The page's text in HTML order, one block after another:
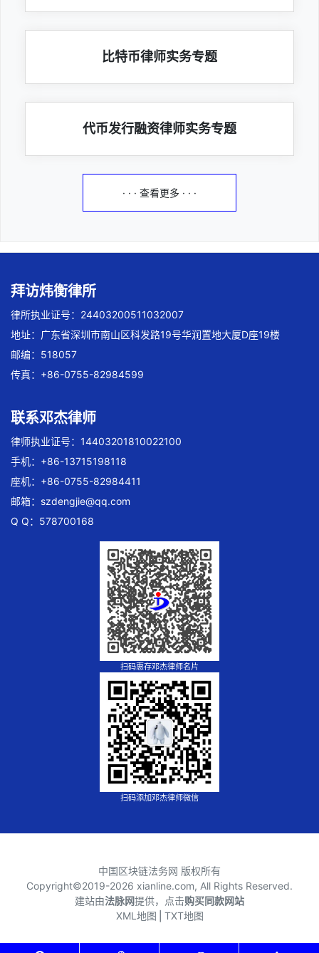
比特币律师实务专题
代币发行融资律师实务专题
· · · 查看更多 · · ·
拜访炜衡律所
律所执业证号：24403200511032007
地址：广东省深圳市南山区科发路19号华润置地大厦D座19楼
邮编：518057
传真：+86-0755-82984599
联系邓杰律师
律师执业证号：14403201810022100
手机：+86-13715198118
座机：+86-0755-82984411
邮箱： szdengjie@qq.com
Q Q：578700168
扫码惠存邓杰律师名片
扫码添加邓杰律师微信
中国区块链法务网 版权所有
Copyright©2019-2026 xianline.com, All Rights Reserved.
建站由法脉网提供，点击购买同款网站
XML地图
TXT地图